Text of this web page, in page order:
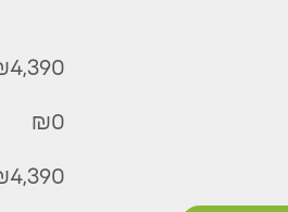
4,390
₪0
4,390